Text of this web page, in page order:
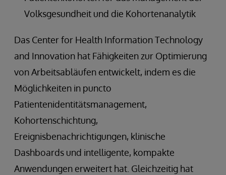
Volksgesundheit und die Kohortenanalytik
Das Center for Health Information Technology
and Innovation hat Fähigkeiten zur Optimierung
von Arbeitsabläufen entwickelt, indem es die
Möglichkeiten in puncto
Patientenidentitätsmanagement,
Kohortenschichtung,
Ereignisbenachrichtigungen, klinische
Dashboards und intelligente, kompakte
Anwendungen erweitert hat. Gleichzeitig hat